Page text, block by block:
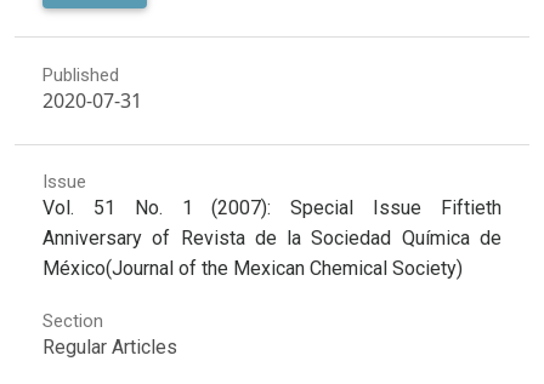
Published
2020-07-31
Issue
Vol. 51 No. 1 (2007): Special Issue Fiftieth
Anniversary of Revista de la Sociedad Química de
México(Journal of the Mexican Chemical Society)
Section
Regular Articles